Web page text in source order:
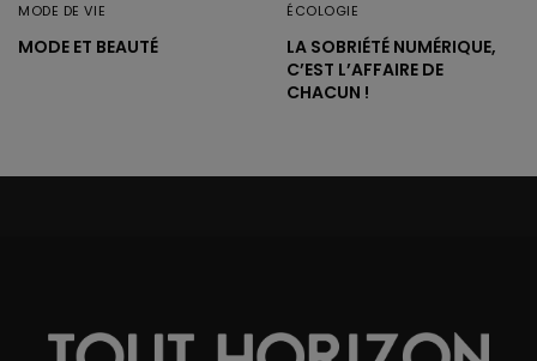
MODE DE VIE
MODE ET BEAUTÉ
ÉCOLOGIE
LA SOBRIÉTÉ NUMÉRIQUE,
C’EST L’AFFAIRE DE
CHACUN !